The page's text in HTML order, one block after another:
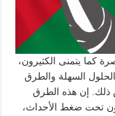
كما يتمنى الكثيرون،
السهلة والطرق
ذلك. إن هذه الطرق
تحت ضغط الأحداث،